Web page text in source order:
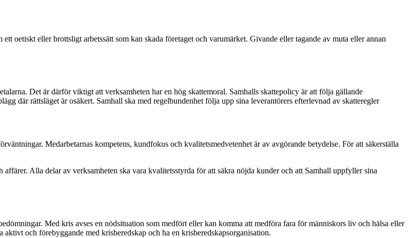
oetiskt eller brottsligt arbetssätt som kan skada företaget och varumärket. Givande eller tagande av muta eller annan
Det är därför viktigt att verksamheten har en hög skattemoral. Samhalls skattepolicy är att följa gällande
där rättsläget är osäkert. Samhall ska med regelbundenhet följa upp sina leverantörers efterlevnad av skatteregler
Medarbetarnas kompetens, kundfokus och kvalitetsmedvetenhet är av avgörande betydelse. För att säkerställa
Alla delar av verksamheten ska vara kvalitetsstyrda för att säkra nöjda kunder och att Samhall uppfyller sina
Med kris avses en nödsituation som medfört eller kan komma att medföra fara för människors liv och hälsa eller
och förebyggande med krisberedskap och ha en krisberedskapsorganisation.